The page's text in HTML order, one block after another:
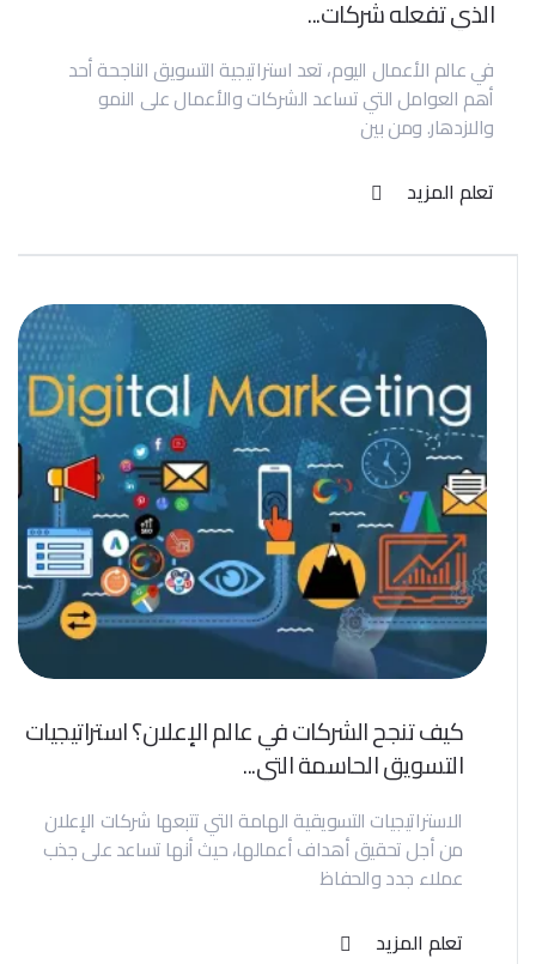
الذي تفعله شركات...
في عالم الأعمال اليوم، تعد استراتيجية التسويق الناجحة أحد
أهم العوامل التي تساعد الشركات والأعمال على النمو
والازدهار. ومن بين
تعلم المزيد
كيف تنجح الشركات في عالم الإعلان؟ استراتيجيات
التسويق الحاسمة التي...
الاستراتيجيات التسويقية الهامة التي تتبعها شركات الإعلان
من أجل تحقيق أهداف أعمالها، حيث أنها تساعد على جذب
عملاء جدد والحفاظ
تعلم المزيد